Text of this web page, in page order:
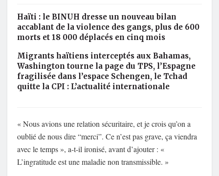
Haïti : le BINUH dresse un nouveau bilan
accablant de la violence des gangs, plus de 600
morts et 18 000 déplacés en cinq mois
Migrants haïtiens interceptés aux Bahamas,
Washington tourne la page du TPS, l’Espagne
fragilisée dans l’espace Schengen, le Tchad
quitte la CPI : L’actualité internationale
« Nous avions une relation sécuritaire, et je crois qu’on a
oublié de nous dire “merci”. Ce n’est pas grave, ça viendra
avec le temps », a-t-il ironisé, avant d’ajouter : «
L’ingratitude est une maladie non transmissible. »